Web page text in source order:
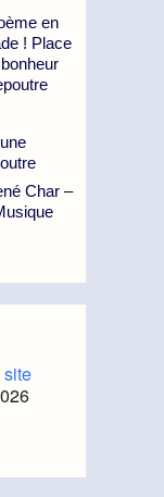
en
! Place
Char –
site